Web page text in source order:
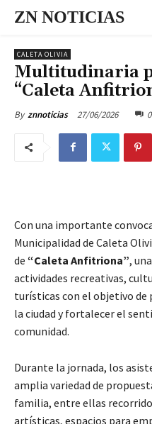
ZN NOTICIAS
CALETA OLIVIA
Multitudinaria
“Caleta
By znnoticias 27/06/2026 0
Con una importante
Municipalidad de Caleta
de “Caleta Anfitriona”,
actividades recreativas,
turísticas con el objetivo de
la ciudad y fortalecer el
comunidad.
Durante la jornada, los
amplia variedad de
familia, entre ellas
artísticas, espacios para